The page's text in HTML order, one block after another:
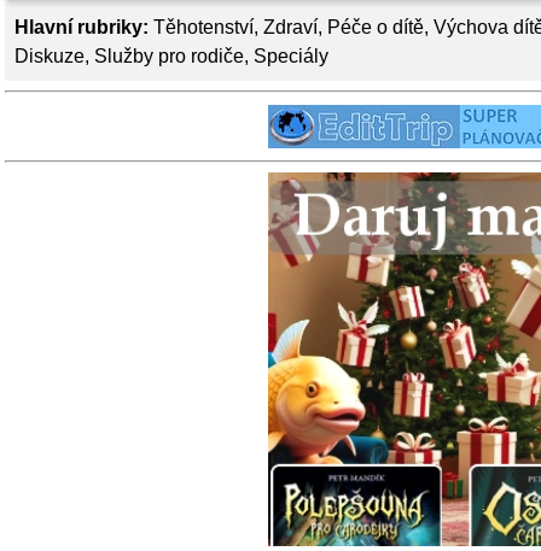
Hlavní rubriky: Těhotenství, Zdraví, Péče o dítě, Výchova
Diskuze, Služby pro rodiče, Speciály